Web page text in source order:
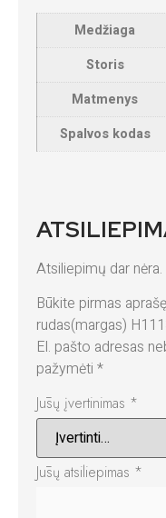
Medžiaga
Storis
Matmenys
Spalvos kodas
Atsiliepimų dar nėra.
Būkite pirmas
rudas(margas)
El. pašto adresas
pažymėti *
Jūsų įvertinimas *
Jūsų atsiliepimas *